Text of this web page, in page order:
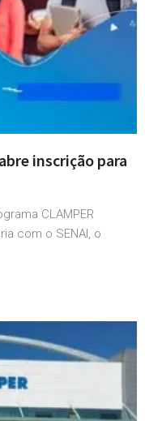
inscrição para
CLAMPER
com o SENAI, o